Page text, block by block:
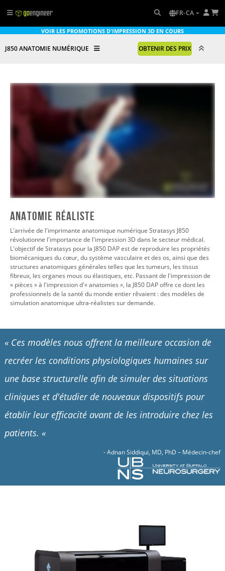
FR-CA
VOIR LES PROMOTIONS D'IMPRESSION 3D EN COURS
J850 ANATOMIE NUMÉRIQUE OBTENIR DES PRIX
ANATOMIE RÉALISTE
L'arrivée de l'imprimante anatomique numérique Stratasys J850
révolutionne l'importance de l'impression 3D dans le secteur médical.
L'objectif de Stratasys pour la J850 DAP est de reproduire les propriétés
biomécaniques du cœur, du système vasculaire et des os, ainsi que des
structures anatomiques générales telles que les tumeurs, les tissus
fibreux, les organes mous ou élastiques, etc. Passant de l'impression de
« pièces » à l'impression d'« anatomies », la J850 DAP offre ce dont les
professionnels de la santé du monde entier rêvaient : des modèles de
simulation anatomique ultra-réalistes sur demande.
« Ces modèles nous offrent la meilleure occasion de
recréer les conditions physiologiques humaines sur
une base structurelle afin de simuler des situations
cliniques et d'étudier de nouveaux dispositifs pour
établir leur efficacité avant de les introduire chez les
patients. «
- Adnan Siddiqui, MD, PhD – Médecin-chef